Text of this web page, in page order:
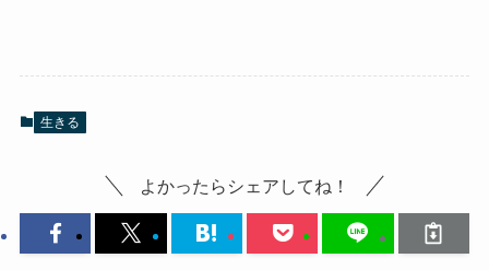
生きる
よかったらシェアしてね！